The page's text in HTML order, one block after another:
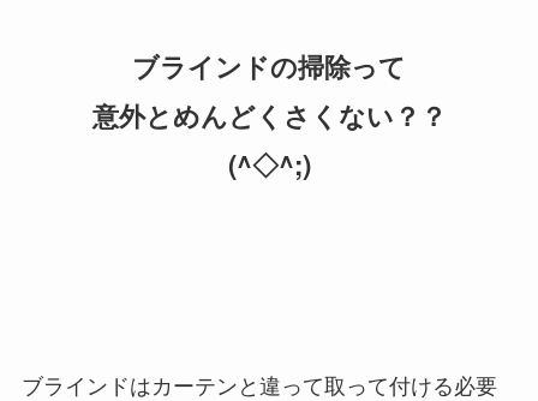
ブラインドの掃除って
意外とめんどくさくない？？
(^◇^;)
ブラインドはカーテンと違って取って付ける必要